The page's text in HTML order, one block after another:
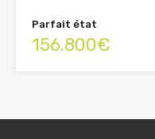
Parfait état
156.800€